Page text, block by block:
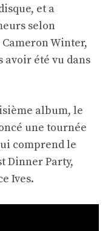
et a
selon
Winter,
été vu dans
album, le
une tournée
comprend le
Dinner Party,
Ives.